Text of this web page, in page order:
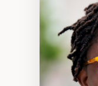
urbain
Design
Études
savoirs